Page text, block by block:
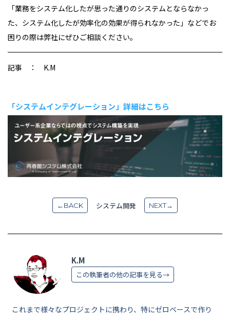
「業務をシステム化したが思った通りのシステムとならなかっ
た、システム化したが効率化の効果が得られなかった」などでお
困りの際は弊社にぜひご相談ください。
記事 ： K.M
「システムインテグレーション」詳細はこちら
←BACK システム開発 NEXT→
K.M
この執筆者の他の記事を見る→
これまで様々なプロジェクトに携わり、特にゼロベースで作り